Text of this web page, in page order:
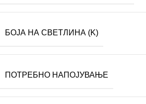
БОЈА НА СВЕТЛИНА (K)
ПОТРЕБНО НАПОЈУВАЊЕ